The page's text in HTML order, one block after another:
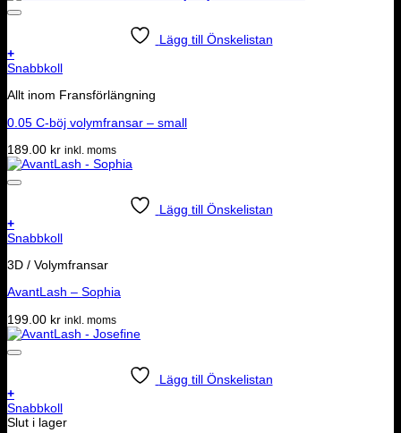
Lägg till Önskelistan
+
Snabbkoll
Allt inom Fransförlängning
0.05 C-böj volymfransar – small
189.00 kr inkl. moms
Lägg till Önskelistan
+
Snabbkoll
3D / Volymfransar
AvantLash – Sophia
199.00 kr inkl. moms
Lägg till Önskelistan
+
Snabbkoll
Slut i lager